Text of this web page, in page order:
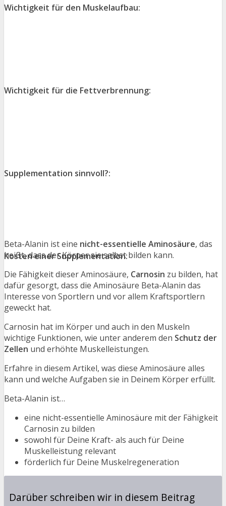
Wichtigkeit für den Muskelaufbau:
Wichtigkeit für die Fettverbrennung:
Supplementation sinnvoll?:
Kosten einer Supplementation:
Beta-Alanin ist eine nicht-essentielle Aminosäure, das
heißt, dass der Körper sie selbst bilden kann.
Die Fähigkeit dieser Aminosäure, Carnosin zu bilden, hat
dafür gesorgt, dass die Aminosäure Beta-Alanin das
Interesse von Sportlern und vor allem Kraftsportlern
geweckt hat.
Carnosin hat im Körper und auch in den Muskeln
wichtige Funktionen, wie unter anderem den Schutz der
Zellen und erhöhte Muskelleistungen.
Erfahre in diesem Artikel, was diese Aminosäure alles
kann und welche Aufgaben sie in Deinem Körper erfüllt.
Beta-Alanin ist…
eine nicht-essentielle Aminosäure mit der Fähigkeit
Carnosin zu bilden
sowohl für Deine Kraft- als auch für Deine
Muskelleistung relevant
förderlich für Deine Muskelregeneration
Darüber schreiben wir in diesem Beitrag